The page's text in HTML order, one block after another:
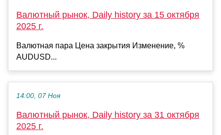
Валютный рынок, Daily history за 15 октября
2025 г.
Валютная пара Цена закрытия Изменение, %
AUDUSD...
14:00, 07 Ноя
Валютный рынок, Daily history за 31 октября
2025 г.